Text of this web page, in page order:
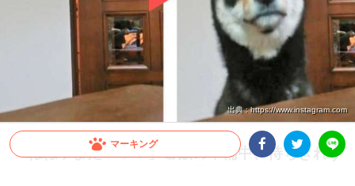
マーキング
出典 : https://www.instagram.com
「ねねッまだー！？」ご飯の準備中、待ちきれず